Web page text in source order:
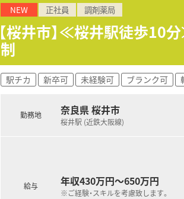
NEW 正社員 調剤薬局
【桜井市】≪桜井駅徒歩10
制
駅チカ 新卒可 未経験可 ブランク可
勤務地 奈良県 桜井市
桜井駅 (近鉄大阪線)
給与 年収430万円～650万円
※ご経験・スキルを考慮致します。